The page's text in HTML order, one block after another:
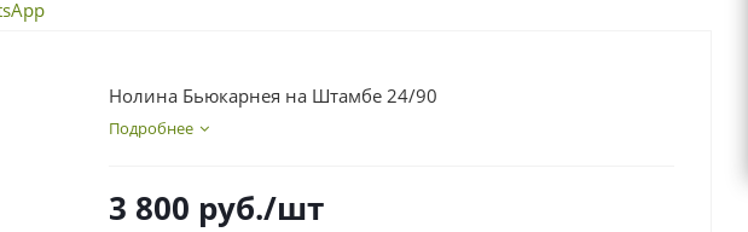
Нолина Бьюкарнея на Штамбе 24/90
Подробнее
3 800 руб./шт